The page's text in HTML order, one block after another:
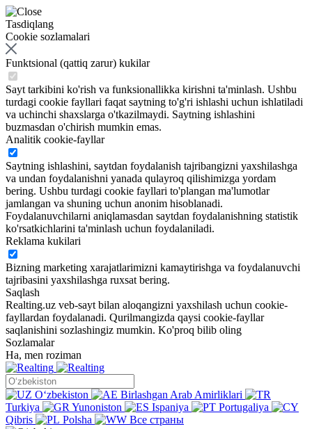
Tasdiqlang
Cookie sozlamalari
Funktsional (qattiq zarur) kukilar
Sayt tarkibini ko'rish va funksionallikka kirishni ta'minlash. Ushbu
turdagi cookie fayllari faqat saytning to'g'ri ishlashi uchun ishlatiladi
va uchinchi shaxslarga o'tkazilmaydi. Saytning ishlashini
buzmasdan o'chirish mumkin emas.
Analitik cookie-fayllar
Saytning ishlashini, saytdan foydalanish tajribangizni yaxshilashga
va undan foydalanishni yanada qulayroq qilishimizga yordam
bering. Ushbu turdagi cookie fayllari to'plangan ma'lumotlar
jamlangan va shuning uchun anonim hisoblanadi.
Foydalanuvchilarni aniqlamasdan saytdan foydalanishning statistik
ko'rsatkichlarini ta'minlash uchun foydalaniladi.
Reklama kukilari
Bizning marketing xarajatlarimizni kamaytirishga va foydalanuvchi
tajribasini yaxshilashga ruxsat bering.
Saqlash
Realting.uz veb-sayt bilan aloqangizni yaxshilash uchun cookie-
fayllardan foydalanadi. Qurilmangizda qaysi cookie-fayllar
saqlanishini sozlashingiz mumkin. Ko'proq bilib oling
Sozlamalar
Ha, men roziman
Oʻzbekiston
Birlashgan Arab Amirliklari
Turkiya
Yunoniston Ispaniya
Portugaliya
Qibris
Polsha Все страны